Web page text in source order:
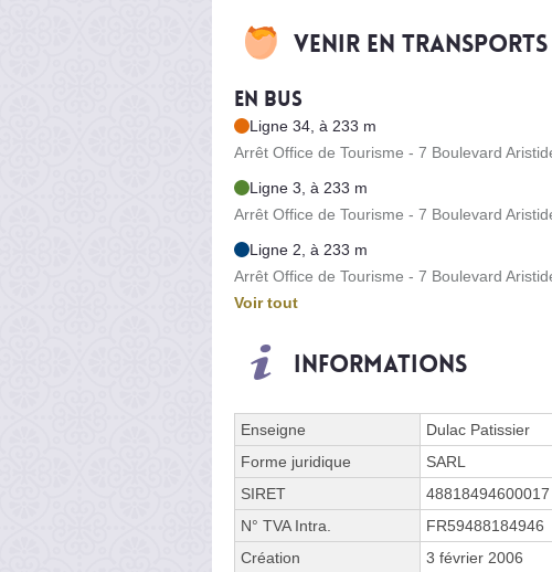
Venir en transports
En bus
Ligne 34, à 233 m
Arrêt Office de Tourisme - 7 Boulevard
Ligne 3, à 233 m
Arrêt Office de Tourisme - 7 Boulevard
Ligne 2, à 233 m
Arrêt Office de Tourisme - 7 Boulevard
Voir tout
Informations
Enseigne
Dulac Patissier
Forme juridique
SARL
SIRET
48818494600017
N° TVA Intra.
FR59488184946
Création
3 février 2006